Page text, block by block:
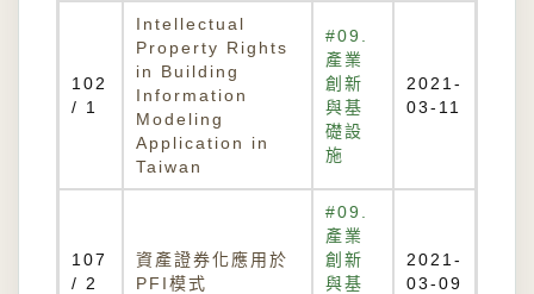
102
/ 1
Intellectual
Property Rights
in Building
Information
Modeling
Application in
Taiwan
#09.
產業
創新
與基
礎設
施
2021-
03-11
107
/ 2
資產證券化應用於
PFI模式
#09.
產業
創新
與基
2021-
03-09